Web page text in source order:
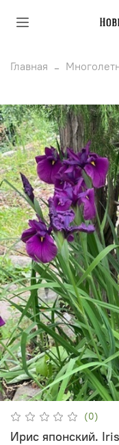
Главная
(0)
Ирис японский.